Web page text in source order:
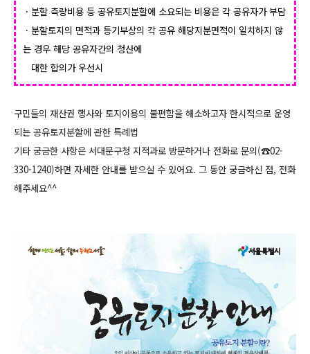
· 분할 측량비용 등 공유토지분할에 소요되는 비용은 각 공유자가 부담
· 분할토지의 면적과 등기부상의 각 공유 해당지분면적이 일치하지 않
는 경우 해당 공유자간의 청산에
대한 합의가 우선시
구민들의 재산권 행사와 토지이용의 불편함을 해소하고자 한시적으로 운영
되는 공유토지분할에 관한 특례법
기타 궁금한 사항은 서대문구청 지적과로 방문하거나 전화로 문의(☎02-
330-1240)하면 자세한 안내를 받으실 수 있어요. 그 동안 궁금하신 점, 전화
해주세요^^